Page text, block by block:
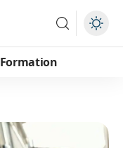
Formation